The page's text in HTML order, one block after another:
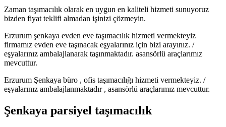
Zaman taşımacılık olarak en uygun en kaliteli hizmeti sunuyoruz
bizden fiyat teklifi almadan işinizi çözmeyin.
Erzurum şenkaya evden eve taşımacılık hizmeti vermekteyiz
firmamız evden eve taşınacak eşyalarınız için bizi arayınız. /
eşyalarınız ambalajlanarak taşınmaktadır. asansörlü araçlarımız
mevcuttur.
Erzurum Şenkaya büro , ofis taşımacılığı hizmeti vermekteyiz. /
eşyalarınız ambalajlanmaktadır , asansörlü araçlarımız mevcuttur.
Şenkaya parsiyel taşımacılık